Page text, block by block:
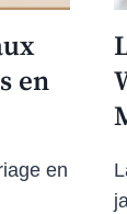
en
en